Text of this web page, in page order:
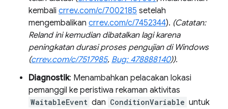
kembali crrev.com/c/7002185 setelah
mengembalikan crrev.com/c/7452344). (Catatan:
Reland ini kemudian dibatalkan lagi karena
peningkatan durasi proses pengujian di Windows
(crrev.com/c/7517985, Bug: 478888140)).
Diagnostik: Menambahkan pelacakan lokasi
pemanggil ke peristiwa rekaman aktivitas
WaitableEvent dan ConditionVariable untuk